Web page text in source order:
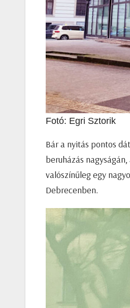
Fotó: Egri Sztorik
Bár a nyitás pontos
beruházás
valószínűleg egy
Debrecenben.